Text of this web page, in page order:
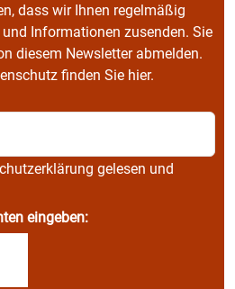
dass wir Ihnen regelmäßig
Informationen zusenden. Sie
diesem Newsletter abmelden.
finden Sie hier.
gelesen und
eingeben: